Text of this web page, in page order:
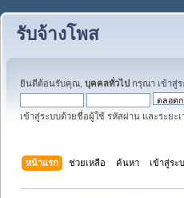
รับจ้างโพส
ยินดีต้อนรับคุณ, บุคคลทั่วไป กรุณา เข้าสู่
เข้าสู่ระบบด้วยชื่อผู้ใช้ รหัสผ่าน และระยะ
หน้าแรก ช่วยเหลือ ค้นหา เข้าสู่ระ